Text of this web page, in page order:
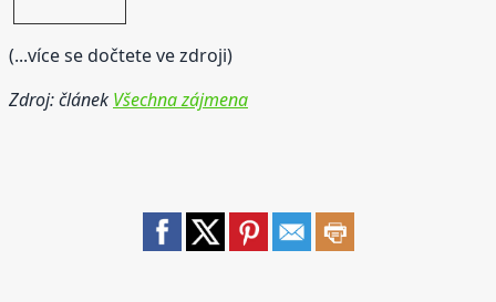
(...více se dočtete ve zdroji)
Zdroj: článek Všechna zájmena